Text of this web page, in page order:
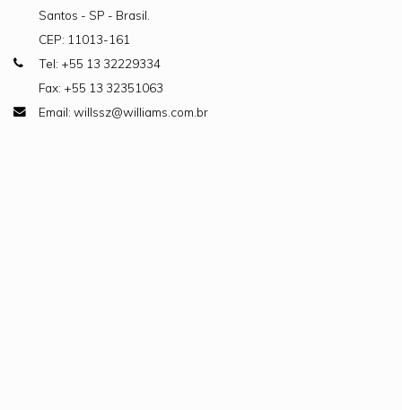
Santos - SP - Brasil.
CEP: 11013-161
Tel: +55 13 32229334
Fax: +55 13 32351063
Email: willssz@williams.com.br